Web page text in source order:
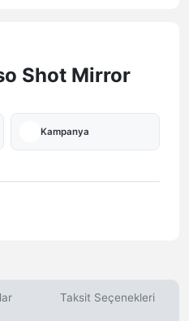
Shot Mirror
Kampanya
Taksit Seçenekleri